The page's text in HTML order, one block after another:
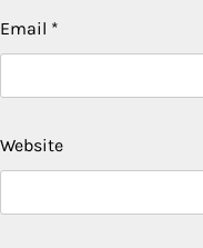
Email *
Website